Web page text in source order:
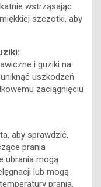
wstrząsając
szczotki, aby
i guziki na
uszkodzeń
zaciągnięciu
aby sprawdzić,
prania
ubrania mogą
lub mogą
prania.